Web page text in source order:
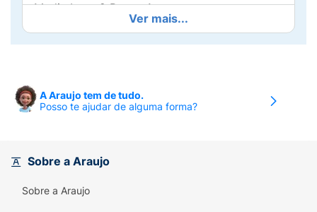
Media Leve 2 Pague 1
Ver mais...
A Araujo tem de tudo.
Posso te ajudar de alguma forma?
Sobre a Araujo
Sobre a Araujo